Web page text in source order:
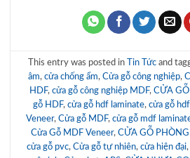
This entry was posted in Tin Tứcand
âm, cửa chống ẩm, Cửa gỗ công nghiệp,
HDF, cửa gỗ công nghiệp MDF, CỬA
gỗ HDF, cửa gỗ hdf laminate, cửa gỗ
Veneer, Cửa gỗ MDF, cửa gỗ mdf
Cửa Gỗ MDF Veneer, CỬA GỖ
cửa gỗ pvc, Cửa gỗ tự nhiên, cửa hiện đại,